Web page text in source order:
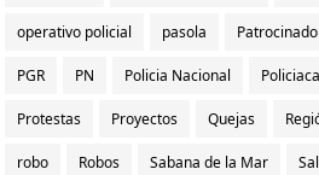
operativo policial pasola
PGR PN Policia Nacional
Protestas Proyectos Quejas
robo Robos Sabana de la Mar